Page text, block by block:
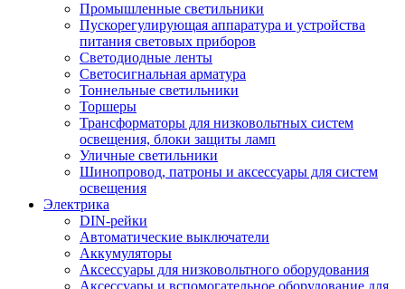
Промышленные светильники
Пускорегулирующая аппаратура и устройства
питания световых приборов
Светодиодные ленты
Светосигнальная арматура
Тоннельные светильники
Торшеры
Трансформаторы для низковольтных систем
освещения, блоки защиты ламп
Уличные светильники
Шинопровод, патроны и аксессуары для систем
освещения
Электрика
DIN-рейки
Автоматические выключатели
Аккумуляторы
Аксессуары для низковольтного оборудования
Аксессуары и вспомогательное оборудование для